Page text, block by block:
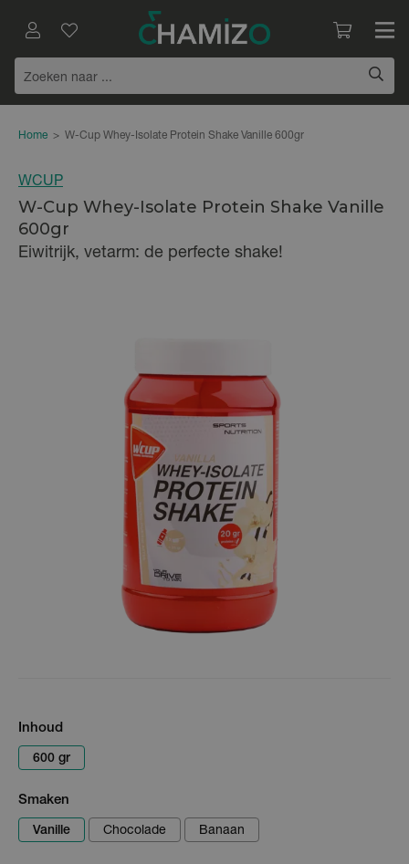
Home > W-Cup Whey-Isolate Protein Shake Vanille 600gr
WCUP
W-Cup Whey-Isolate Protein Shake Vanille
600gr
Eiwitrijk, vetarm: de perfecte shake!
Inhoud
600 gr
Smaken
Vanille Chocolade Banaan